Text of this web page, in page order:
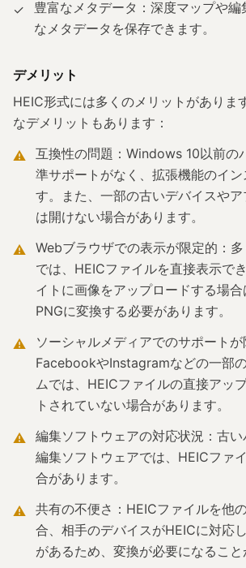
✓
豊富なメタデータ：深度マップや編
なメタデータを保存できます。
デメリット
HEIC形式には多くのメリットがありま
なデメリットもあります：
⚠ 互換性の問題：Windows 10以前の
準サポートがなく、拡張機能のイ
す。また、一部の古いデバイスや
は開けない場合があります。
⚠ Webブラウザでの表示が限定的：
では、HEICファイルを直接表示で
イトに画像をアップロードする場
PNGに変換する必要があります。
⚠
ソーシャルメディアでのサポートが
FacebookやInstagramなどの一部
ムでは、HEICファイルの直接アッ
トされていない場合があります。
⚠ 編集ソフトウェアの対応状況：古
編集ソフトウェアでは、HEICファ
合があります。
⚠ 共有の不便さ：HEICファイルを他
合、相手のデバイスがHEICに対応
があるため、変換が必要になること